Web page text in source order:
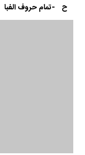
ح -تمام حروف الفبا